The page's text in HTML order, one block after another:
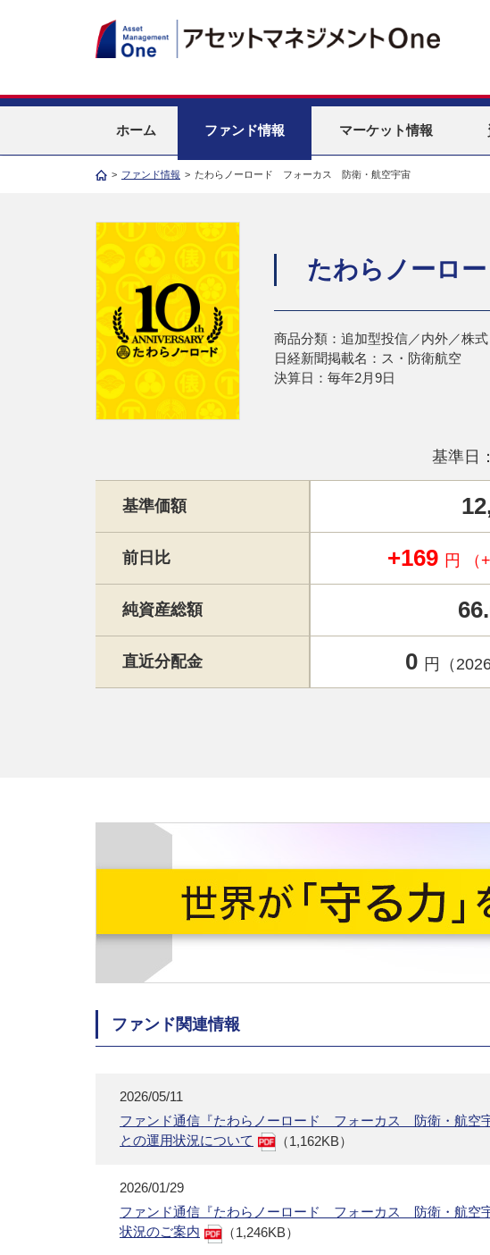
ホーム ファンド情報 マーケット情報
> ファンド情報 > たわらノーロード フォーカス 防衛・航空宇宙
たわらノーロ
商品分類：追加型投信／内外／株式
日経新聞掲載名：ス・防衛航空
決算日：毎年2月9日
基準日
基準価額
前日比 +169 円 （
純資産総額
直近分配金 0 円（
ファンド関連情報
2026/05/11
ファンド通信『たわらノーロード フォーカス 防衛・航空
との運用状況について
（1,162KB）
2026/01/29
ファンド通信『たわらノーロード フォーカス 防衛・航空
状況のご案内
（1,246KB）